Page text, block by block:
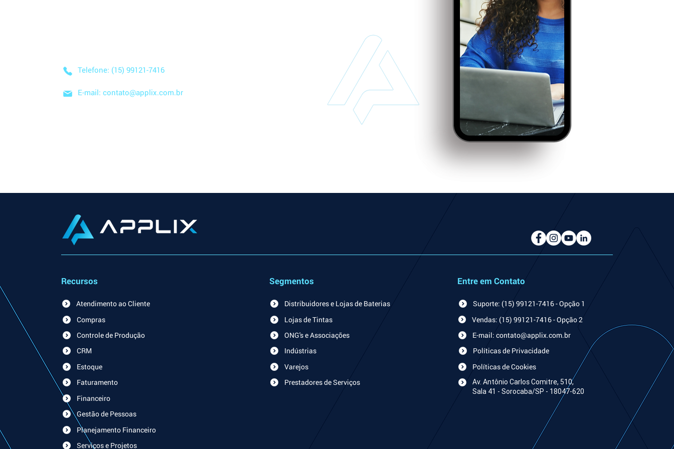
Telefone: (15) 99121-7416
E-mail: contato@applix.com.br
Recursos
Atendimento ao Cliente
Compras
Controle de Produção
CRM
Estoque
Faturamento
Financeiro
Gestão de Pessoas
Segmentos
Distribuidores e Lojas de Baterias
Lojas de Tintas
ONG's e Associações
Indústrias
Varejos
Prestadores de Serviços
Entre em Contato
Suporte: (15) 99121-7416 - Opção 1
Vendas: (15) 99121-7416 - Opção 2
E-mail: contato@applix.com.br
Políticas de Privacidade
Políticas de Cookies
Av. Antônio Carlos Comitre, 510,
Sala 41 - Sorocaba/SP - 18047-620
Planejamento Financeiro
Serviços e Projetos